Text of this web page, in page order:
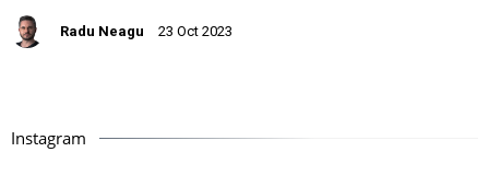
Radu Neagu 23 Oct 2023
Instagram